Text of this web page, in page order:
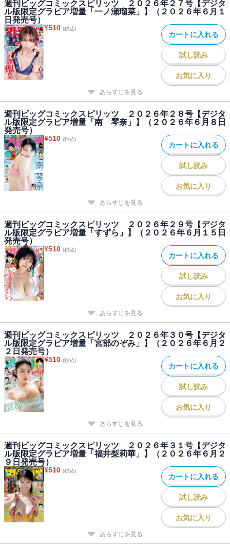
週刊ビッグコミックスピリッツ ２０２６年２７号【デジタ
ル版限定グラビア増量「一ノ瀬瑠菜」】（２０２６年６月１
日発売号）
¥510 (税込)
カートに入れる
試し読み
お気に入り
あらすじを見る
週刊ビッグコミックスピリッツ ２０２６年２８号【デジタ
ル版限定グラビア増量「南 琴奈」】（２０２６年６月８日
発売号）
¥510 (税込)
カートに入れる
試し読み
お気に入り
あらすじを見る
週刊ビッグコミックスピリッツ ２０２６年２９号【デジタ
ル版限定グラビア増量「すずら」】（２０２６年６月１５日
発売号）
¥510 (税込)
カートに入れる
試し読み
お気に入り
あらすじを見る
週刊ビッグコミックスピリッツ ２０２６年３０号【デジタ
ル版限定グラビア増量「宮部のぞみ」】（２０２６年６月２
２日発売号）
¥510 (税込)
カートに入れる
試し読み
お気に入り
あらすじを見る
週刊ビッグコミックスピリッツ ２０２６年３１号【デジタ
ル版限定グラビア増量「福井梨莉華」】（２０２６年６月２
９日発売号）
¥510 (税込)
カートに入れる
試し読み
お気に入り
あらすじを見る